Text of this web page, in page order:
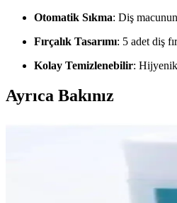
Otomatik Sıkma: Diş
Fırçalık Tasarımı: 5 adet diş
Kolay Temizlenebilir: Hijyenik
Ayrıca Bakınız
Jetfast 2 Adet Mavi Beyaz
Alz Banyo Otomatik ve